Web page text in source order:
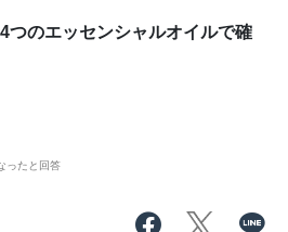
つのエッセンシャルオイルで確
ったと回答